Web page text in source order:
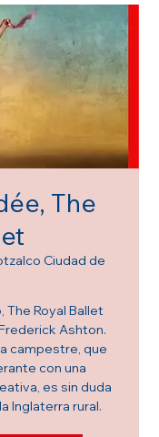
The
Ciudad de
Royal Ballet
Ashton.
campestre, que
con una
es sin duda
Inglaterra rural.